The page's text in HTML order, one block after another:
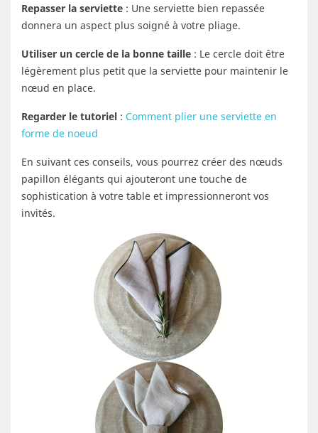
Repasser la serviette : Une serviette bien repassée
donnera un aspect plus soigné à votre pliage.
Utiliser un cercle de la bonne taille : Le cercle doit être
légèrement plus petit que la serviette pour maintenir le
nœud en place.
Regarder le tutoriel : Comment plier une serviette en
forme de noeud
En suivant ces conseils, vous pourrez créer des nœuds
papillon élégants qui ajouteront une touche de
sophistication à votre table et impressionneront vos
invités.